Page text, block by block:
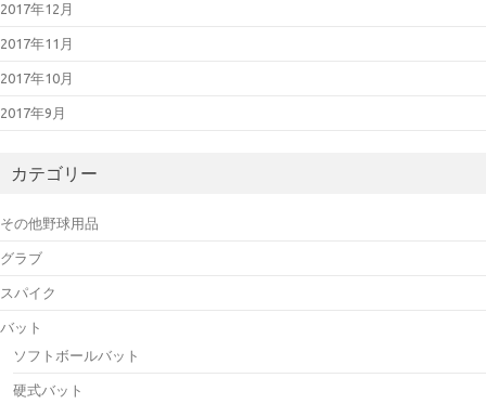
2017年12月
2017年11月
2017年10月
2017年9月
カテゴリー
その他野球用品
グラブ
スパイク
バット
ソフトボールバット
硬式バット